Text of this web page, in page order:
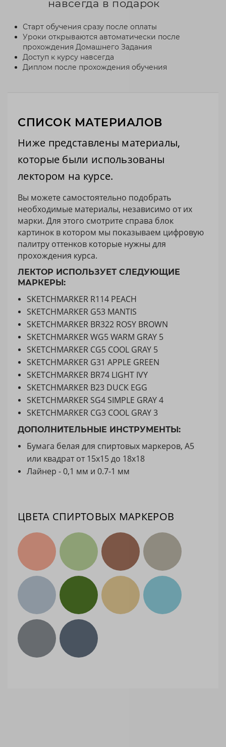
навсегда в подарок
Старт обучения сразу после оплаты
Уроки открываются автоматически после
прохождения Домашнего Задания
Доступ к курсу навсегда
Диплом после прохождения обучения
СПИСОК МАТЕРИАЛОВ
Ниже представлены материалы,
которые были использованы
лектором на курсе.
Вы можете самостоятельно подобрать
необходимые материалы, независимо от их
марки. Для этого смотрите справа блок
картинок в котором мы показываем цифровую
палитру оттенков которые нужны для
прохождения курса.
ЛЕКТОР ИСПОЛЬЗУЕТ СЛЕДУЮЩИЕ
МАРКЕРЫ:
SKETCHMARKER R114 PEACH
SKETCHMARKER G53 MANTIS
SKETCHMARKER BR322 ROSY BROWN
SKETCHMARKER WG5 WARM GRAY 5
SKETCHMARKER CG5 COOL GRAY 5
SKETCHMARKER G31 APPLE GREEN
SKETCHMARKER BR74 LIGHT IVY
SKETCHMARKER B23 DUCK EGG
SKETCHMARKER SG4 SIMPLE GRAY 4
SKETCHMARKER CG3 COOL GRAY 3
ДОПОЛНИТЕЛЬНЫЕ ИНСТРУМЕНТЫ:
Бумага белая для спиртовых маркеров, А5
или квадрат от 15х15 до 18х18
Лайнер - 0,1 мм и 0.7-1 мм
ЦВЕТА СПИРТОВЫХ МАРКЕРОВ